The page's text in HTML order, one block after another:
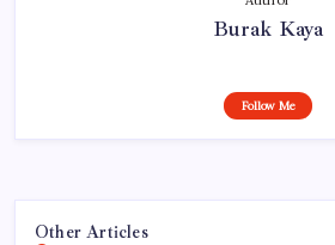
Burak Kaya
Follow Me
Other Articles